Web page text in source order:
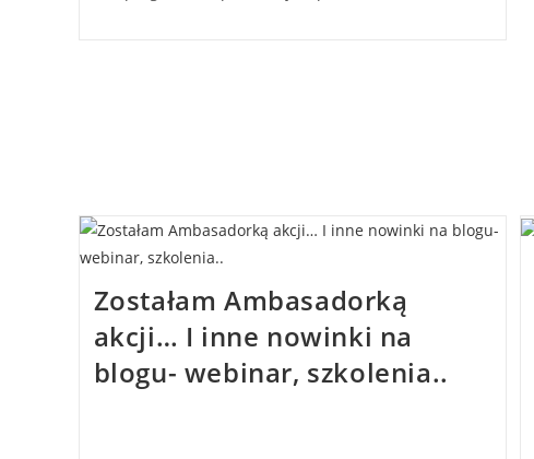
Zostałam Ambasadorką
akcji… I inne nowinki na
blogu- webinar, szkolenia..